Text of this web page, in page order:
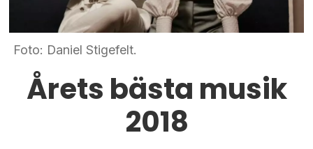
Foto: Daniel Stigefelt.
Årets bästa musik
2018